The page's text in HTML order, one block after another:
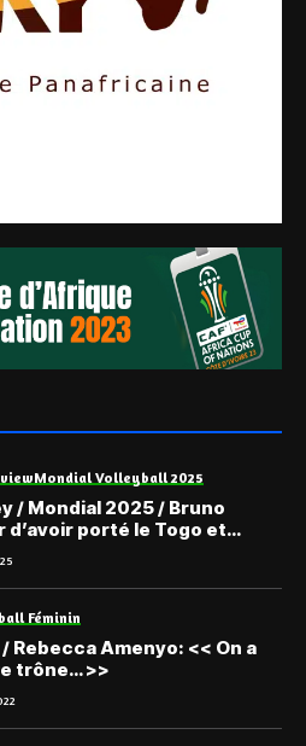
Mondial Volleyball 2025
/ Mondial 2025 / Bruno
porté le Togo et
revenir plus fort..
Féminin
/ Rebecca Amenyo: << On a
trône… >>